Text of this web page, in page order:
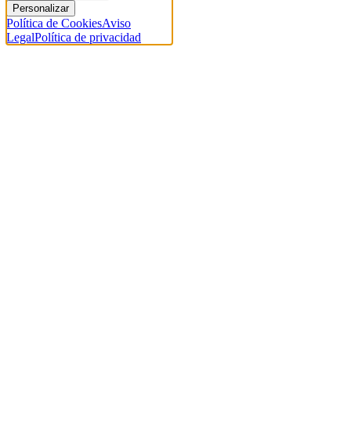
Personalizar
Política de CookiesAviso
LegalPolítica de privacidad